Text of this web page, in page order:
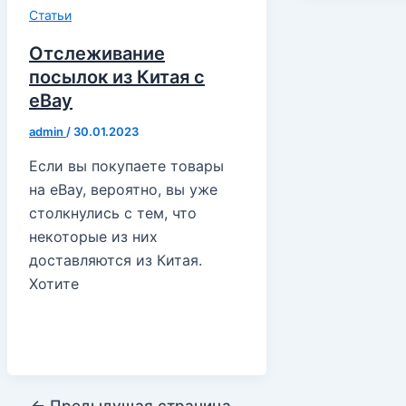
Статьи
Отслеживание
посылок из Китая с
eBay
admin / 30.01.2023
Если вы покупаете товары
на eBay, вероятно, вы уже
столкнулись с тем, что
некоторые из них
доставляются из Китая.
Хотите
Постраничная